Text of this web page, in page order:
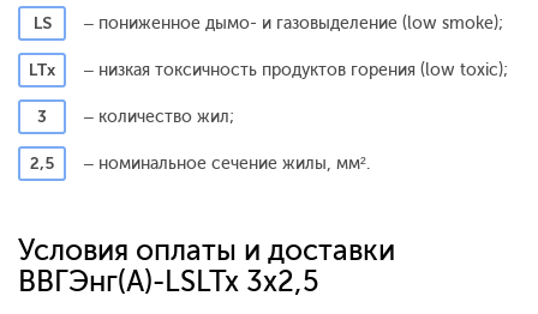
LS – пониженное дымо- и газовыделение (low smoke);
LTx – низкая токсичность продуктов горения (low toxic);
3 – количество жил;
2,5 – номинальное сечение жилы, мм².
Условия оплаты и доставки
ВВГЭнг(А)-LSLTx 3x2,5